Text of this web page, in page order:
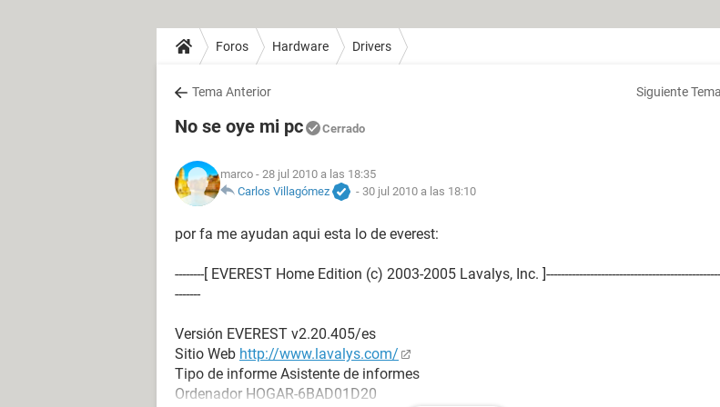
Foros Hardware Drivers
Tema Anterior Siguiente Tema
No se oye mi pc Cerrado
marco - 28 jul 2010 a las 18:35
Carlos Villagómez
- 30 jul 2010 a las 18:10
por fa me ayudan aqui esta lo de everest:
--------[ EVEREST Home Edition (c) 2003-2005 Lavalys, Inc.
-------
Versión EVEREST v2.20.405/es
Sitio Web http://www.lavalys.com/
Tipo de informe Asistente de informes
Ordenador HOGAR-6BAD01D20